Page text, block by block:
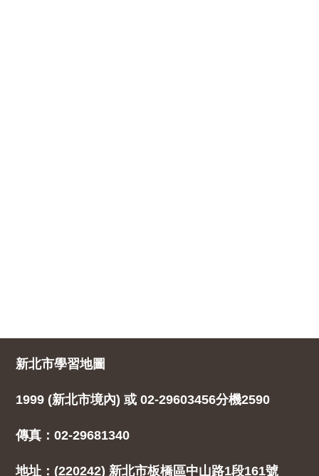
新北市學習地圖
1999 (新北市境內) 或 02-29603456分機2590
傳真：02-29681340
地址：(220242) 新北市板橋區中山路1段161號